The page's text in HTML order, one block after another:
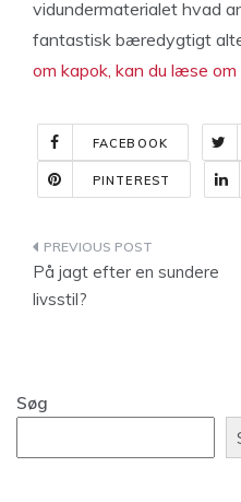
vidundermaterialet hvad
fantastisk bæredygtigt
om kapok, kan du læse
FACEBOOK
PINTEREST
På jagt efter en sundere
livsstil?
Søg